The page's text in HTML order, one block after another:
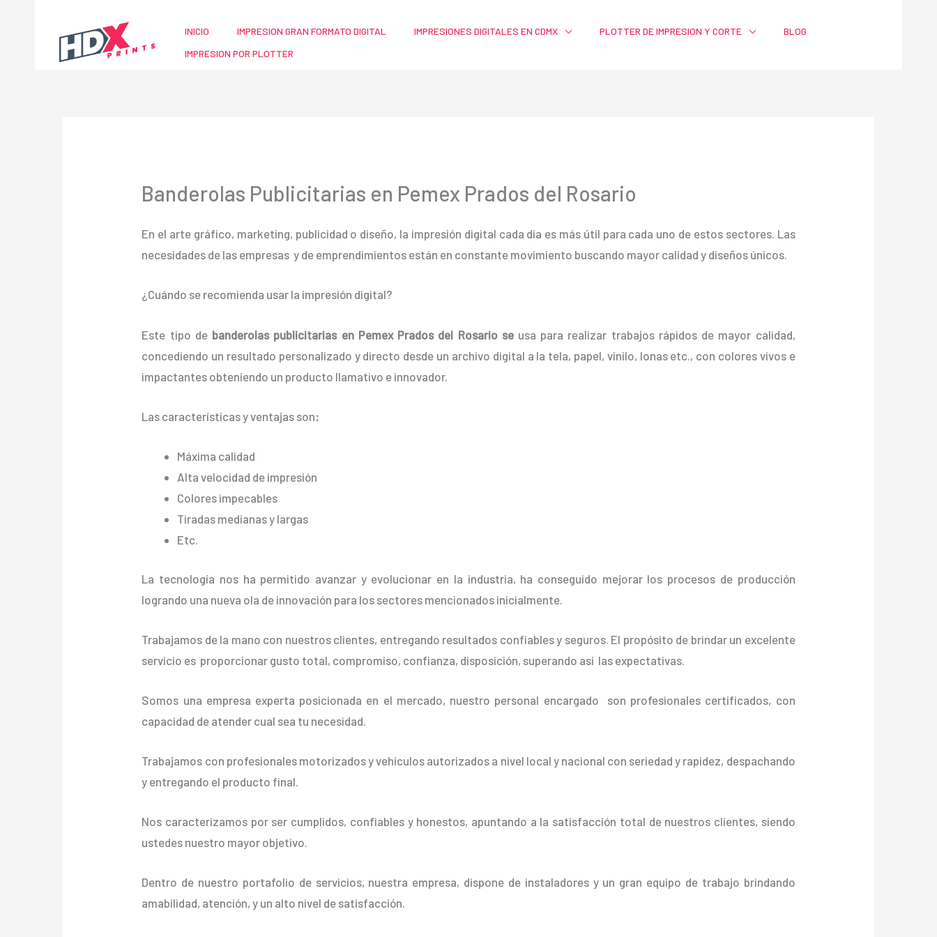
contenido
INICIO IMPRESION GRAN FORMATO DIGITAL IMPRESIONES DIGITALES EN CDMX PLOTTER DE IMPRESION Y CORTE
BLOG
IMPRESION POR PLOTTER
Banderolas Publicitarias en Pemex Prados del Rosario
En el arte gráfico, marketing, publicidad o diseño, la impresión digital cada día es más útil para cada uno de estos sectores. Las
necesidades de las empresas y de emprendimientos están en constante movimiento buscando mayor calidad y diseños únicos.
¿Cuándo se recomienda usar la impresión digital?
Este tipo de banderolas publicitarias en Pemex Prados del Rosario seusa para realizar trabajos rápidos de mayor calidad,
concediendo un resultado personalizado y directo desde un archivo digital a la tela, papel, vinilo, lonas etc., con colores vivos e
impactantes obteniendo un producto llamativo e innovador.
Las características y ventajas son:
Máxima calidad
Alta velocidad de impresión
Colores impecables
Tiradas medianas y largas
Etc.
La tecnología nos ha permitido avanzar y evolucionar en la industria, ha conseguido mejorar los procesos de producción
logrando una nueva ola de innovación para los sectores mencionados inicialmente.
Trabajamos de la mano con nuestros clientes, entregando resultados confiables y seguros. El propósito de brindar un excelente
servicio es proporcionar gusto total, compromiso, confianza, disposición, superando así las expectativas.
Somos una empresa experta posicionada en el mercado, nuestro personal encargado son profesionales certificados, con
capacidad de atender cual sea tu necesidad.
Trabajamos con profesionales motorizados y vehículos autorizados a nivel local y nacional con seriedad y rapidez, despachando
y entregando el producto final.
Nos caracterizamos por ser cumplidos, confiables y honestos, apuntando a la satisfacción total de nuestros clientes, siendo
ustedes nuestro mayor objetivo.
Dentro de nuestro portafolio de servicios, nuestra empresa, dispone de instaladores y un gran equipo de trabajo brindando
amabilidad, atención, y un alto nivel de satisfacción.